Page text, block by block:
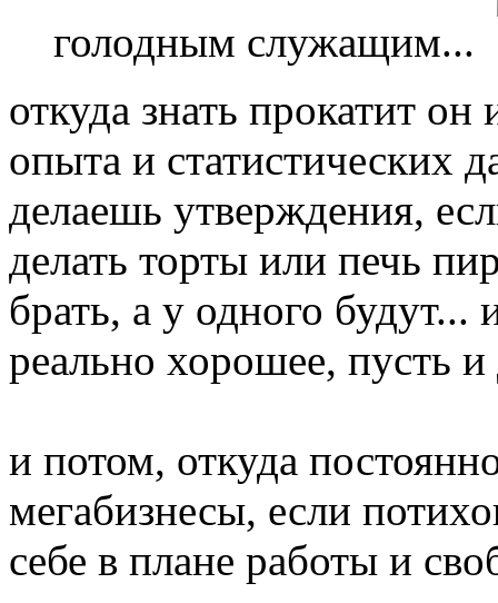
голодным служащим...
откуда знать прокатит он
опыта и статистических
делаешь утверждения,
делать торты или печь
брать, а у одного
реально хорошее, пусть и
и потом, откуда
мегабизнесы, если
себе в плане работы и